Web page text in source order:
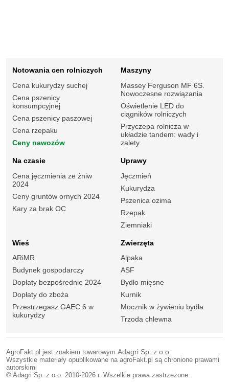
Notowania cen rolniczych
Cena kukurydzy suchej
Cena pszenicy
konsumpcyjnej
Cena pszenicy paszowej
Cena rzepaku
Ceny nawozów
Maszyny
Massey Ferguson MF 6S.
Nowoczesne rozwiązania
Oświetlenie LED do
ciągników rolniczych
Przyczepa rolnicza w
układzie tandem: wady i
zalety
Na czasie
Cena jęczmienia ze żniw
2024
Ceny gruntów ornych 2024
Kary za brak OC
Uprawy
Jęczmień
Kukurydza
Pszenica ozima
Rzepak
Ziemniaki
Wieś
ARiMR
Budynek gospodarczy
Dopłaty bezpośrednie 2024
Dopłaty do zboża
Przestrzegasz GAEC 6 w
kukurydzy
Zwierzęta
Alpaka
ASF
Bydło mięsne
Kurnik
Mocznik w żywieniu bydła
Trzoda chlewna
AgroFakt.pl jest znakiem towarowym Adagri Sp. z o.o.
Wszystkie materiały opublikowane na agroFakt.pl są chronione prawami
autorskimi
© Adagri Sp. z o.o. 2010-2026 r. Wszelkie prawa zastrzeżone.